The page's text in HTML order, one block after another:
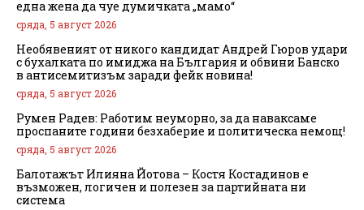
една жена да чуе думичката „мамо“
сряда, 5 август 2026
Необявеният от никого кандидат Андрей Гюров удари
с бухалката по имиджа на България и обвини Банско
в антисемитизъм заради фейк новина!
сряда, 5 август 2026
Румен Радев: Работим неуморно, за да наваксаме
проспаните години безхаберие и политическа немощ!
сряда, 5 август 2026
Балотажът Илияна Йотова – Костя Костадинов е
възможен, логичен и полезен за партийната ни
система